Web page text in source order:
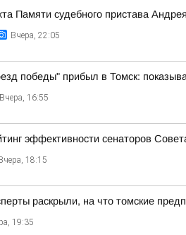
Памяти судебного пристава
Вчера, 22:05
победы" прибыл в Томск:
Вчера, 16:55
эффективности сенаторов
Вчера, 18:15
раскрыли, на что томские
19:35